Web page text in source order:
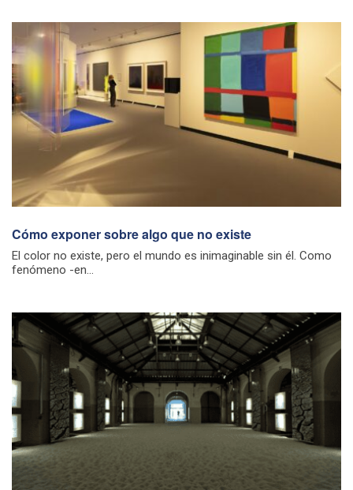
Cómo exponer sobre algo que no existe
El color no existe, pero el mundo es inimaginable sin él. Como
fenómeno -en...